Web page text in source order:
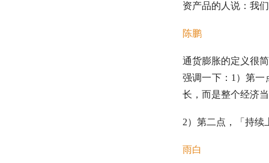
资产品的人说：我
陈鹏
通货膨胀的定义很
强调一下：1）第一
长，而是整个经济
2）第二点，「 持续
雨白